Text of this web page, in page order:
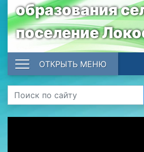
образования
поселение
ОТКРЫТЬ МЕНЮ